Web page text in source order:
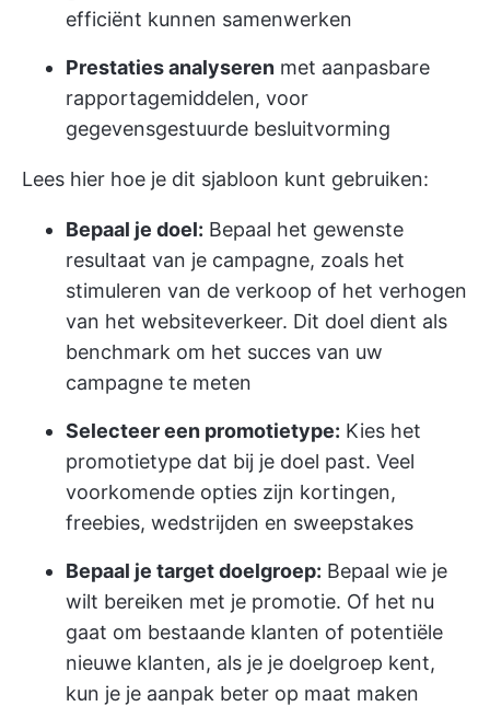
efficiënt kunnen samenwerken
Prestaties analyseren met aanpasbare
rapportagemiddelen, voor
gegevensgestuurde besluitvorming
Lees hier hoe je dit sjabloon kunt gebruiken:
Bepaal je doel: Bepaal het gewenste
resultaat van je campagne, zoals het
stimuleren van de verkoop of het verhogen
van het websiteverkeer. Dit doel dient als
benchmark om het succes van uw
campagne te meten
Selecteer een promotietype: Kies het
promotietype dat bij je doel past. Veel
voorkomende opties zijn kortingen,
freebies, wedstrijden en sweepstakes
Bepaal je target doelgroep: Bepaal wie je
wilt bereiken met je promotie. Of het nu
gaat om bestaande klanten of potentiële
nieuwe klanten, als je je doelgroep kent,
kun je je aanpak beter op maat maken